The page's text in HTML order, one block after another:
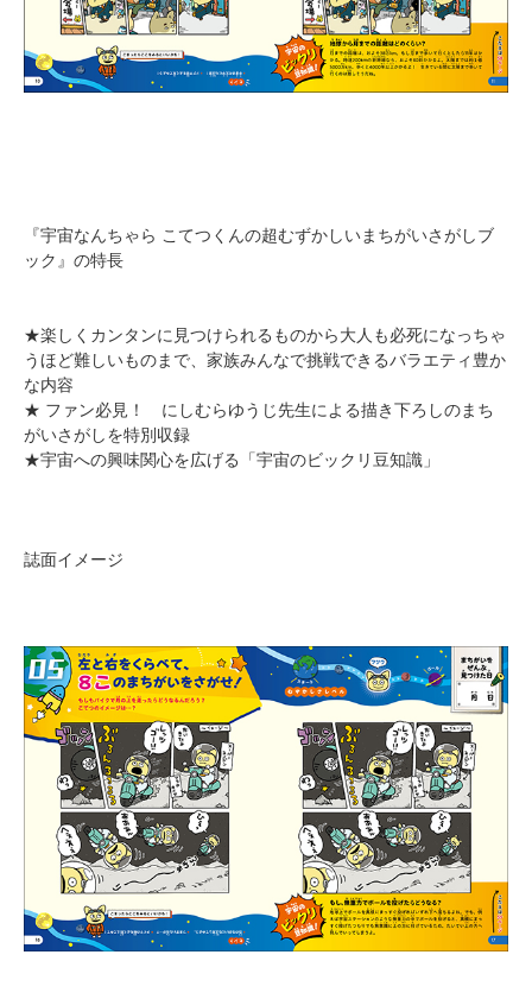
『宇宙なんちゃら こてつくんの超むずかしいまちがいさがしブ
ック』の特長
★楽しくカンタンに見つけられるものから大人も必死になっちゃ
うほど難しいものまで、家族みんなで挑戦できるバラエティ豊か
な内容
★ ファン必見！ にしむらゆうじ先生による描き下ろしのまち
がいさがしを特別収録
★宇宙への興味関心を広げる「宇宙のビックリ豆知識」
誌面イメージ